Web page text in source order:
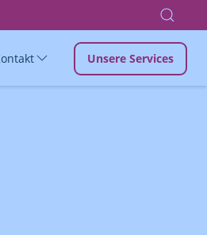
Unsere Services